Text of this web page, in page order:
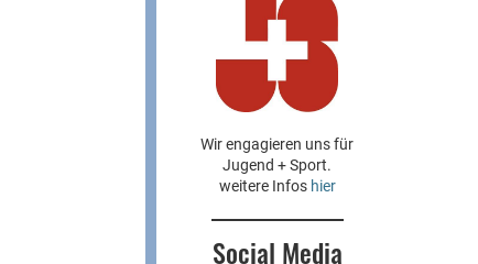
Wir engagieren uns für
Jugend + Sport.
weitere Infos hier
Social Media